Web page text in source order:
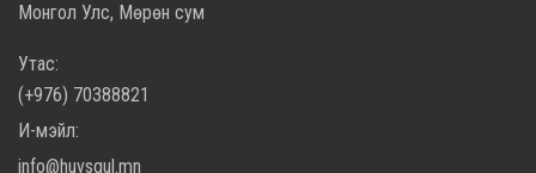
Монгол Улс, Мөрөн сум
Утас:
(+976) 70388821
И-мэйл:
info@huvsgul.mn